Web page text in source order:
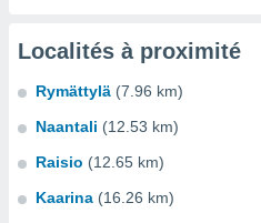
Localités à proximité
Rymättylä (7.96 km)
Naantali (12.53 km)
Raisio (12.65 km)
Kaarina (16.26 km)